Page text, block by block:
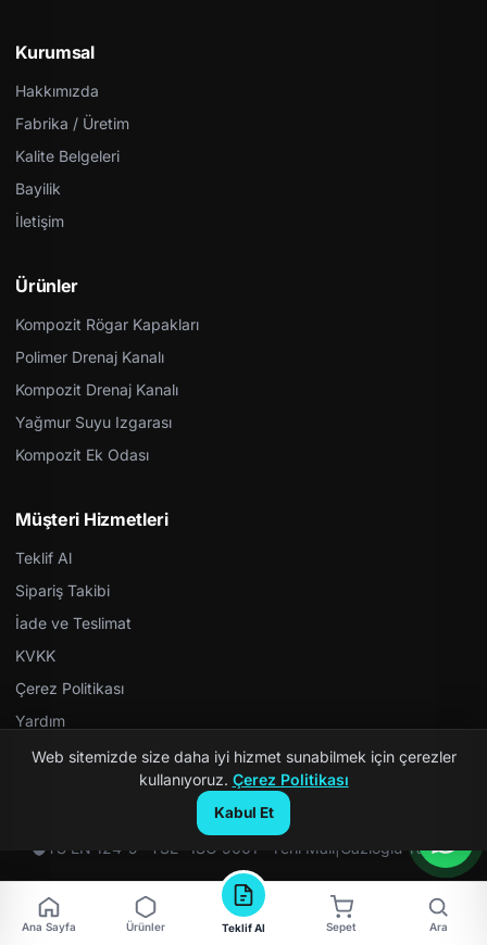
Kurumsal
Hakkımızda
Fabrika / Üretim
Kalite Belgeleri
Bayilik
İletişim
Ürünler
Kompozit Rögar Kapakları
Polimer Drenaj Kanalı
Kompozit Drenaj Kanalı
Yağmur Suyu Izgarası
Kompozit Ek Odası
Müşteri Hizmetleri
Teklif Al
Sipariş Takibi
İade ve Teslimat
KVKK
Çerez Politikası
Yardım
© 2026 Kompozit Rögar. Tüm hakları saklıdır.
TS EN 124-5 · TSE · ISO 9001 · Yerli Malı|Gazioğlu Yazılım
Ana Sayfa Ürünler Teklif Al Sepet Ara
Web sitemizde size daha iyi hizmet sunabilmek için çerezler
kullanıyoruz. Çerez Politikası
Kabul Et